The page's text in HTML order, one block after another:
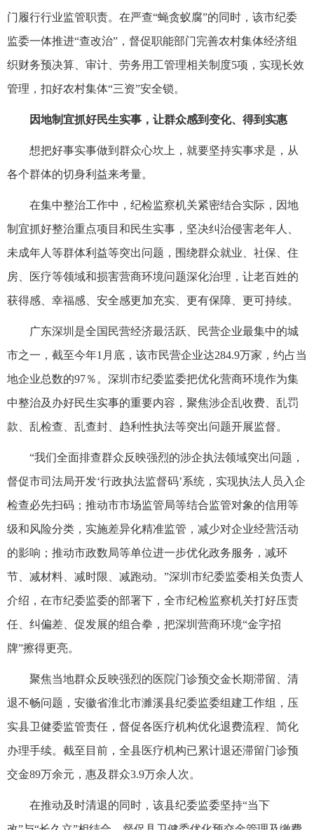
门履行行业监管职责。在严查“蝇贪蚁腐”的同时，该市纪委
监委一体推进“查改治”，督促职能部门完善农村集体经济组
织财务预决算、审计、劳务用工管理相关制度5项，实现长效
管理，扣好农村集体“三资”安全锁。
因地制宜抓好民生实事，让群众感到变化、得到实惠
想把好事实事做到群众心坎上，就要坚持实事求是，从
各个群体的切身利益来考量。
在集中整治工作中，纪检监察机关紧密结合实际，因地
制宜抓好整治重点项目和民生实事，坚决纠治侵害老年人、
未成年人等群体利益等突出问题，围绕群众就业、社保、住
房、医疗等领域和损害营商环境问题深化治理，让老百姓的
获得感、幸福感、安全感更加充实、更有保障、更可持续。
广东深圳是全国民营经济最活跃、民营企业最集中的城
市之一，截至今年1月底，该市民营企业达284.9万家，约占当
地企业总数的97％。深圳市纪委监委把优化营商环境作为集
中整治及办好民生实事的重要内容，聚焦涉企乱收费、乱罚
款、乱检查、乱查封、趋利性执法等突出问题开展监督。
“我们全面排查群众反映强烈的涉企执法领域突出问题，
督促市司法局开发‘行政执法监督码’系统，实现执法人员入企
检查必先扫码；推动市市场监管局等结合监管对象的信用等
级和风险分类，实施差异化精准监管，减少对企业经营活动
的影响；推动市政数局等单位进一步优化政务服务，减环
节、减材料、减时限、减跑动。”深圳市纪委监委相关负责人
介绍，在市纪委监委的部署下，全市纪检监察机关打好压责
任、纠偏差、促发展的组合拳，把深圳营商环境“金字招
牌”擦得更亮。
聚焦当地群众反映强烈的医院门诊预交金长期滞留、清
退不畅问题，安徽省淮北市濉溪县纪委监委组建工作组，压
实县卫健委监管责任，督促各医疗机构优化退费流程、简化
办理手续。截至目前，全县医疗机构已累计退还滞留门诊预
交金89万余元，惠及群众3.9万余人次。
在推动及时清退的同时，该县纪委监委坚持“当下